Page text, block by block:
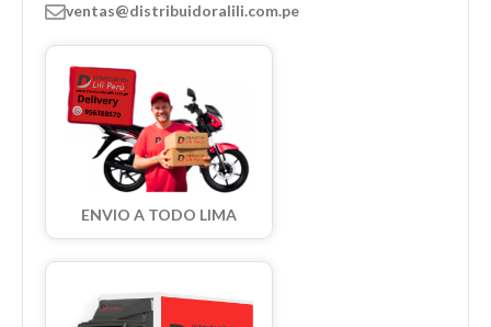
ventas@distribuidoralili.com.pe
ENVIO A TODO LIMA